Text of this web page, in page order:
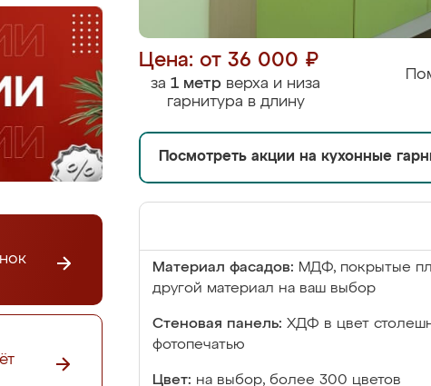
Цена: от 36 000 ₽
за 1 метр верха и низа
гарнитура в длину
Посмотреть акции на кухонные
Материал фасадов: МДФ, покрытые
другой материал на ваш выбор
Стеновая панель: ХДФ в цвет
фотопечатью
Цвет: на выбор, более 300 цветов